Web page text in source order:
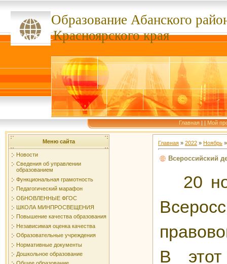
Образование Абанского
сссссссКрасноярского края
Главная | | Мой
Меню сайта
Новости
Сведения об управлении
образованием
Функциональная грамотность
Педагогический марафон
ОБНОВЛЕННЫЕ ФГОС
ШКОЛА МИНПРОСВЕЩЕНИЯ
Повышение качества образования
Независимая оценка качества
Образовательные учреждения
Нормативные документы
Дошкольное образование
Главная » 2022 » Ноябрь »
Всероссийский
20
В